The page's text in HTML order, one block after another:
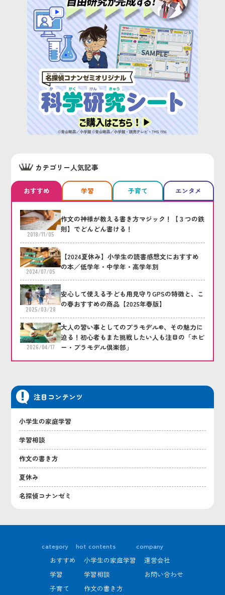
カテゴリー人気記事
おすすめ 学習 子育て エンタメ
2018/11/05
作文の神様が教える書き方マジック！【３つの鉄
則】でどんどん書ける！
2024/07/05
【2024夏休み】小学生の読書感想文におすすめ
の本／低学年・中学年・高学年別
2025/03/28
安心して使える子ども用見守りGPSの特徴と、こ
の春おすすめの商品【2025年春版】
2026/04/17
大人の習い事としてのプラモデル®、その魅力に
迫る！初心者もまた挑戦したい人も注目の「ホビ
ー・プラモデル倶楽部」
注目コンテンツ
小学生の家庭学習
学習相談
作文の書き方
夏休み
名探偵コナンゼミ
category
おすすめ
学習
子育て
hot contents
小学生の家庭学習
学習相談
作文の書き方
company
運営会社
お問い合わせ